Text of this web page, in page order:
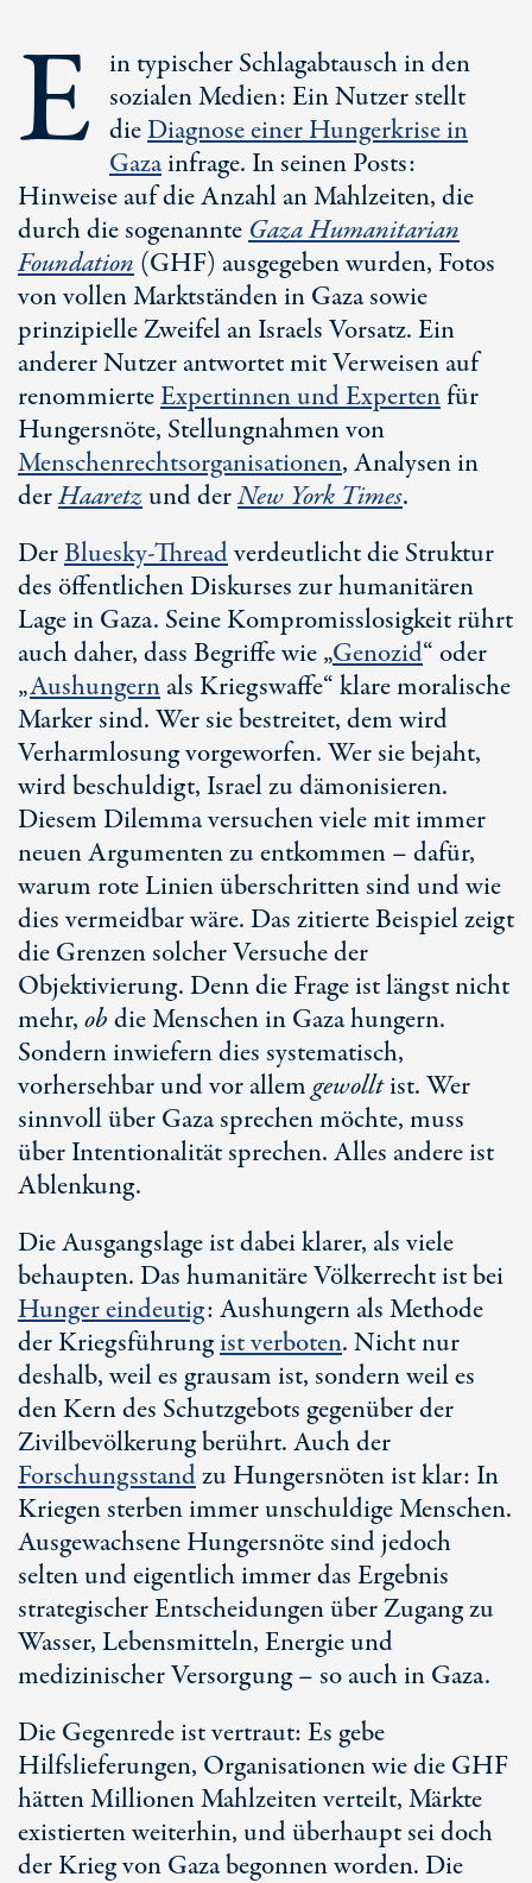
E in typischer Schlagabtausch in den
sozialen Medien: Ein Nutzer stellt
dieDiagnose einer Hungerkrise in
Gazainfrage. In seinen Posts:
Hinweise auf die Anzahl an Mahlzeiten, die
durch die sogenannteGaza Humanitarian
Foundation(GHF) ausgegeben wurden, Fotos
von vollen Marktständen in Gaza sowie
prinzipielle Zweifel an Israels Vorsatz. Ein
anderer Nutzer antwortet mit Verweisen auf
renommierteExpertinnen und Expertenfür
Hungersnöte, Stellungnahmen von
Menschenrechtsorganisationen, Analysen in
derHaaretzund derNew YorkTimes.
DerBluesky-Threadverdeutlicht die Struktur
des öffentlichen Diskurses zur humanitären
Lage in Gaza. Seine Kompromisslosigkeit rührt
auch daher, dass Begriffe wie „Genozid“ oder
„Aushungernals Kriegswaffe“ klare moralische
Marker sind. Wer sie bestreitet, dem wird
Verharmlosung vorgeworfen. Wer sie bejaht,
wird beschuldigt, Israel zu dämonisieren.
Diesem Dilemma versuchen viele mit immer
neuen Argumenten zu entkommen – dafür,
warum rote Linien überschritten sind und wie
dies vermeidbar wäre. Das zitierte Beispiel zeigt
die Grenzen solcher Versuche der
Objektivierung. Denn die Frage ist längst nicht
mehr,obdie Menschen in Gaza hungern.
Sondern inwiefern dies systematisch,
vorhersehbar und vor allemgewolltist. Wer
sinnvoll über Gaza sprechen möchte, muss
über Intentionalität sprechen. Alles andere ist
Ablenkung.
Die Ausgangslage ist dabei klarer, als viele
behaupten. Das humanitäre Völkerrecht ist bei
Hunger eindeutig: Aushungern als Methode
der Kriegsführungist verboten. Nicht nur
deshalb, weil es grausam ist, sondern weil es
den Kern des Schutzgebots gegenüber der
Zivilbevölkerung berührt. Auch der
Forschungsstandzu Hungersnöten ist klar: In
Kriegen sterben immer unschuldige Menschen.
Ausgewachsene Hungersnöte sind jedoch
selten und eigentlich immer das Ergebnis
strategischer Entscheidungen über Zugang zu
Wasser, Lebensmitteln, Energie und
medizinischer Versorgung – so auch in Gaza.
Die Gegenrede ist vertraut: Es gebe
Hilfslieferungen, Organisationen wie die GHF
hätten Millionen Mahlzeiten verteilt, Märkte
existierten weiterhin, und überhaupt sei doch
der Krieg von Gaza begonnen worden. Die